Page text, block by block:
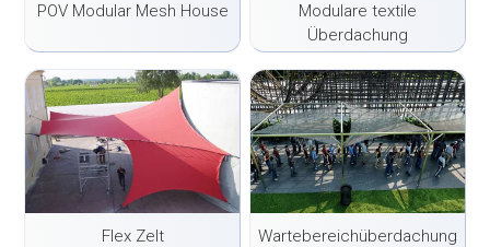
POV Modular Mesh House
Modulare textile
Überdachung
Flex Zelt Wartebereichüberdachung